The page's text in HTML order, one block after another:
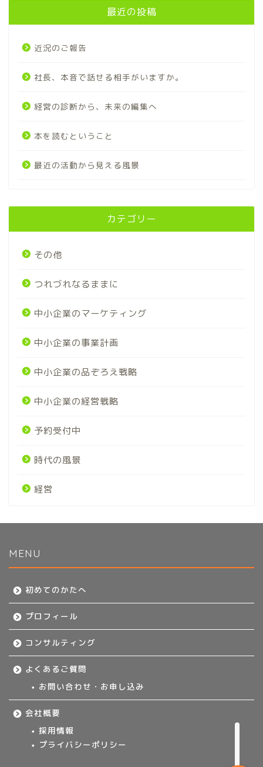
最近の投稿
近況のご報告
社長、本音で話せる相手がいますか。
経営の診断から、未来の編集へ
本を読むということ
最近の活動から見える風景
カテゴリー
その他
つれづれなるままに
中小企業のマーケティング
中小企業の事業計画
中小企業の品ぞろえ戦略
中小企業の経営戦略
予約受付中
時代の風景
経営
MENU
初めてのかたへ
プロフィール
コンサルティング
よくあるご質問
お問い合わせ・お申し込み
会社概要
採用情報
プライバシーポリシー